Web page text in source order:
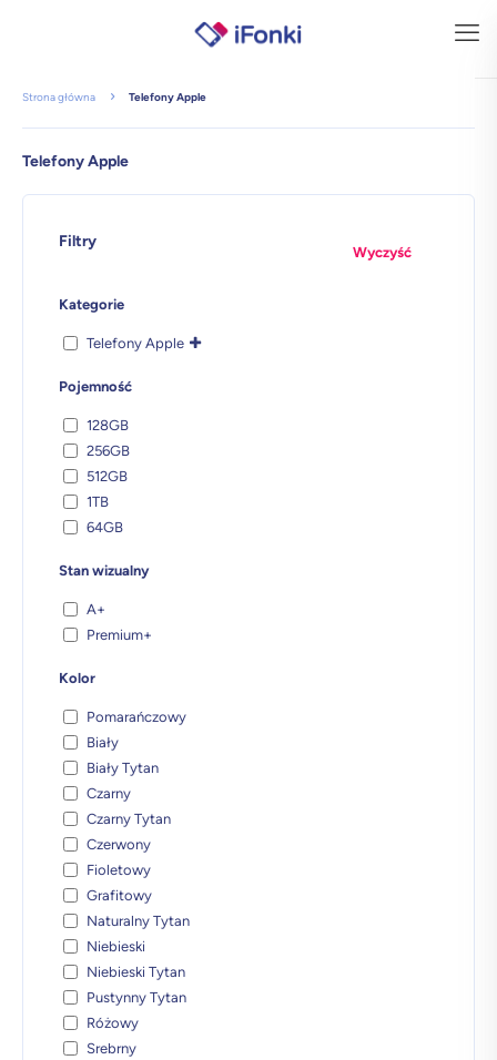
Strona główna Telefony Apple
Telefony Apple
Filtry
Wyczyść
Kategorie
Telefony Apple
Pojemność
128GB
256GB
512GB
1TB
64GB
Stan wizualny
A+
Premium+
Kolor
Pomarańczowy
Biały
Biały Tytan
Czarny
Czarny Tytan
Czerwony
Fioletowy
Grafitowy
Naturalny Tytan
Niebieski
Niebieski Tytan
Pustynny Tytan
Różowy
Srebrny